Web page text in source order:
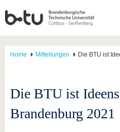
Home Mitteilungen Die BTU ist
Die BTU ist
Brandenburg 2021